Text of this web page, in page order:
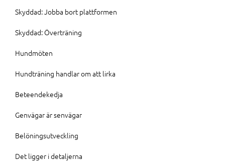
Skyddad: Jobba bort plattformen
Skyddad: Överträning
Hundmöten
Hundträning handlar om att lirka
Beteendekedja
Genvägar är senvägar
Belöningsutveckling
Det ligger i detaljerna